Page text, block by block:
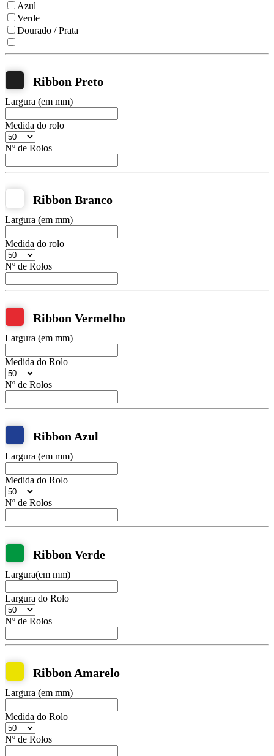
Azul
Verde
Dourado / Prata
Ribbon Preto
Largura (em mm)
Medida do rolo
Nº de Rolos
Ribbon Branco
Largura (em mm)
Medida do rolo
Nº de Rolos
Ribbon Vermelho
Largura (em mm)
Medida do Rolo
Nº de Rolos
Ribbon Azul
Largura (em mm)
Medida do Rolo
Nº de Rolos
Ribbon Verde
Largura(em mm)
Largura do Rolo
Nº de Rolos
Ribbon Amarelo
Largura (em mm)
Medida do Rolo
Nº de Rolos